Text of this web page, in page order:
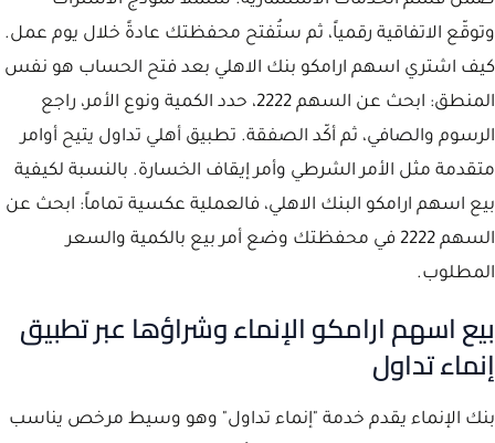
وتوقّع الاتفاقية رقمياً، ثم ستُفتح محفظتك عادةً خلال يوم عمل.
كيف اشتري اسهم ارامكو بنك الاهلي بعد فتح الحساب هو نفس
المنطق: ابحث عن السهم 2222، حدد الكمية ونوع الأمر، راجع
الرسوم والصافي، ثم أكّد الصفقة. تطبيق أهلي تداول يتيح أوامر
متقدمة مثل الأمر الشرطي وأمر إيقاف الخسارة. بالنسبة لكيفية
بيع اسهم ارامكو البنك الاهلي، فالعملية عكسية تماماً: ابحث عن
السهم 2222 في محفظتك وضع أمر بيع بالكمية والسعر
المطلوب.
بيع اسهم ارامكو الإنماء وشراؤها عبر تطبيق
إنماء تداول
بنك الإنماء يقدم خدمة "إنماء تداول" وهو وسيط مرخص يناسب